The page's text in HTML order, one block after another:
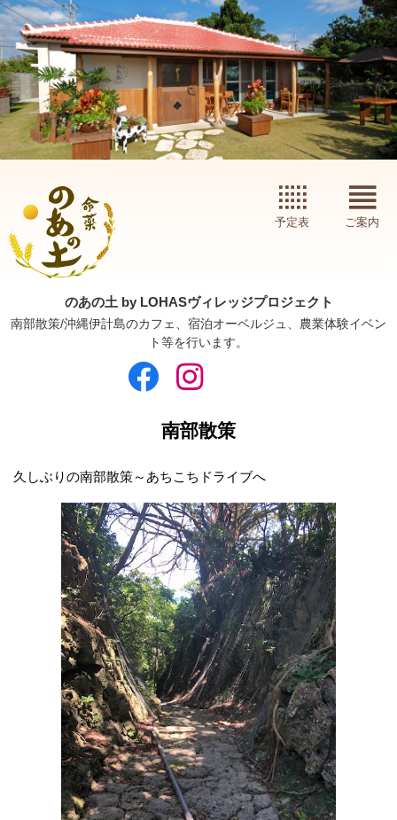
予定表 ご案内
のあの土 by LOHASヴィレッジプロジェクト
南部散策/沖縄伊計島のカフェ、宿泊オーベルジュ、農業体験イベン
ト等を行います。
南部散策
久しぶりの南部散策～あちこちドライブへ